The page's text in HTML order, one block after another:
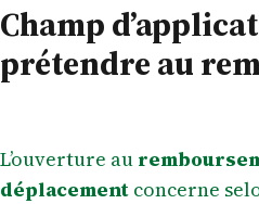
Champ
prétendre au
L’ouverture au
déplacement concerne